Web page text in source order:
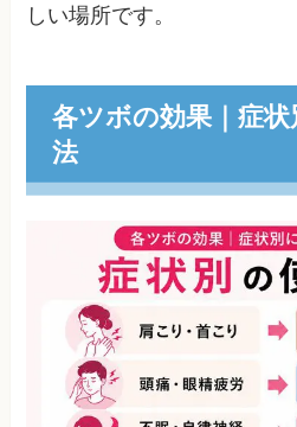
しい場所です。
各ツボの効果｜症
法